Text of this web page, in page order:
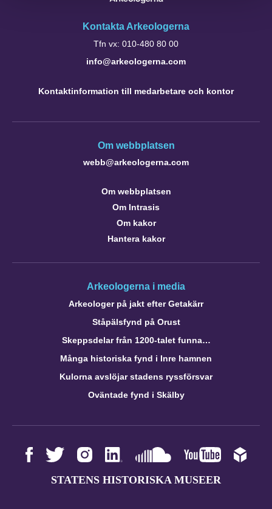
Kontakta Arkeologerna
Tfn vx: 010-480 80 00
info@arkeologerna.com
Kontaktinformation till medarbetare och kontor
Om webbplatsen
webb@arkeologerna.com
Om webbplatsen
Om Intrasis
Om kakor
Hantera kakor
Arkeologerna i media
Arkeologer på jakt efter Getakärr
Ståpälsfynd på Orust
Skeppsdelar från 1200-talet funna…
Många historiska fynd i Inre hamnen
Kulorna avslöjar stadens ryssförsvar
Oväntade fynd i Skälby
STATENS HISTORISKA MUSEER